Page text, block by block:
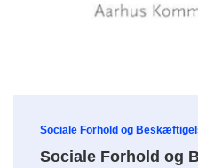
Sociale Forhold og
Sociale Forhold og